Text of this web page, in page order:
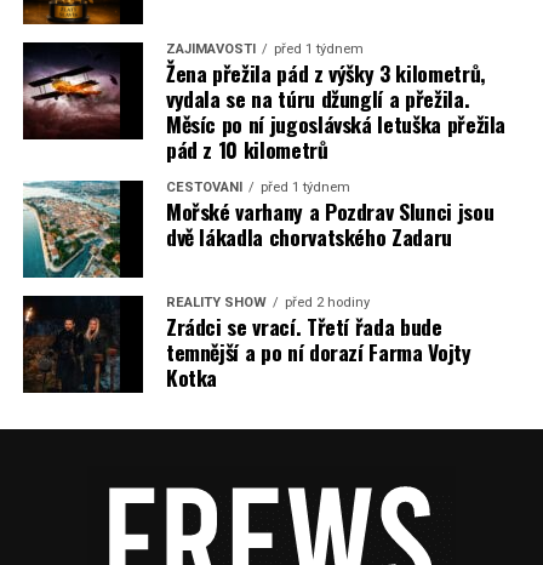
ZAJÍMAVOSTI před 1 týdnem
Žena přežila pád z výšky 3 kilometrů,
vydala se na túru džunglí a přežila.
Měsíc po ní jugoslávská letuška přežila
pád z 10 kilometrů
CESTOVÁNÍ před 1 týdnem
Mořské varhany a Pozdrav Slunci jsou
dvě lákadla chorvatského Zadaru
REALITY SHOW před 2 hodiny
Zrádci se vrací. Třetí řada bude
temnější a po ní dorazí Farma Vojty
Kotka